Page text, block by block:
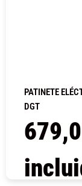
PATINETE
DGT